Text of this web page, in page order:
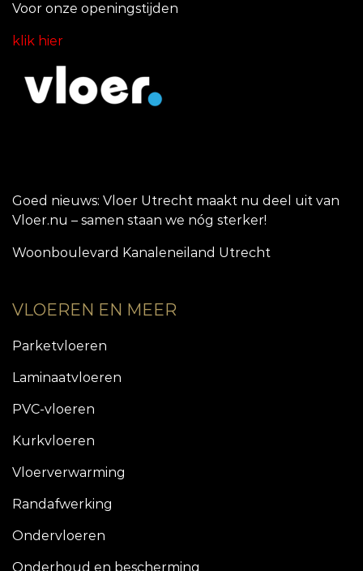
Voor onze openingstijden
klik hier
Goed nieuws: Vloer Utrecht maakt nu deel uit van
Vloer.nu – samen staan we nóg sterker!
Woonboulevard Kanaleneiland Utrecht
VLOEREN EN MEER
Parketvloeren
Laminaatvloeren
PVC-vloeren
Kurkvloeren
Vloerverwarming
Randafwerking
Ondervloeren
Onderhoud en bescherming